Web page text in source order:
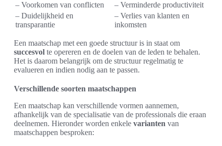
– Voorkomen van conflicten
– Verminderde productiviteit
– Duidelijkheid en
transparantie
– Verlies van klanten en
inkomsten
Een maatschap met een goede structuur is in staat om
succesvol te opereren en de doelen van de leden te behalen.
Het is daarom belangrijk om de structuur regelmatig te
evalueren en indien nodig aan te passen.
Verschillende soorten maatschappen
Een maatschap kan verschillende vormen aannemen,
afhankelijk van de specialisatie van de professionals die eraan
deelnemen. Hieronder worden enkele varianten van
maatschappen besproken: